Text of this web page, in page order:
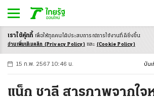
-ก ก ก+
15 ก.พ. 2567 10:46 น. บันเ
แน็ก ชาลี สารภาพจากใจ
เราใช้คุ้กกี้ เพื่อให้ทุกคนได้ประสบการณ์การใช้งานที่ดียิ่งขึ้น
อ่านเพิ่มเติมคลิก (Privacy Policy) และ (Cookie Policy)